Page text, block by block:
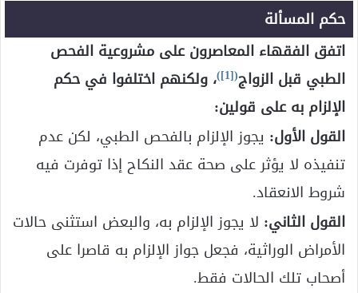
حكم المسألة
اتفق الفقهاء المعاصرون على مشروعية الفحص
الطبي قبل الزواج(
[1]
)، ولكنهم اختلفوا في حكم
الإلزام به على قولين:
القول الأول: يجوز الإلزام بالفحص الطبي، لكن عدم
تنفيذه لا يؤثر على صحة عقد النكاح إذا توفرت فيه
شروط الانعقاد.
القول الثاني: لا يجوز الإلزام به، والبعض استثنى حالات
الأمراض الوراثية، فجعل جواز الإلزام به قاصرا على
أصحاب تلك الحالات فقط.